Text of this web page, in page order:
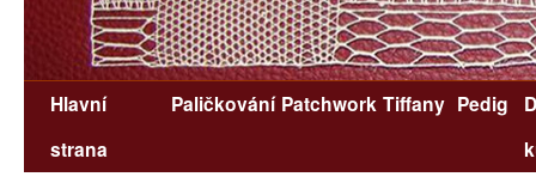
Hlavní
strana
Paličkování Patchwork Tiffany Pedig